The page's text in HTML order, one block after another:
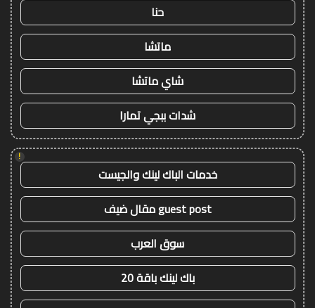
حنا
ماتشا
شاي ماتشا
شدات ببجي تمارا
!
خدمات الباك لينك والجيست
guest post مقال ضيف
سوق العرب
باك لينك باقة 20